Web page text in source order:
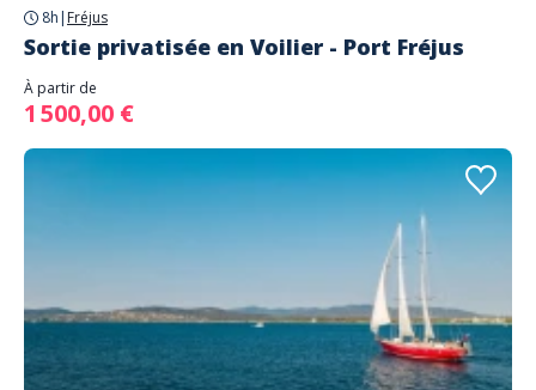
8h | Fréjus
Sortie privatisée en Voilier - Port Fréjus
À partir de
1 500,00 €